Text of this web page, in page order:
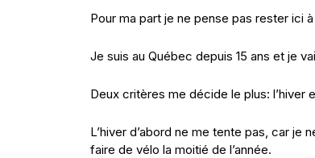
Pour ma part je ne pense pas rester ici
Je suis au Québec depuis 15 ans et je
Deux critères me décide le plus: l’hiver
L’hiver d’abord ne me tente pas, car je
faire de vélo la moitié de l’année.